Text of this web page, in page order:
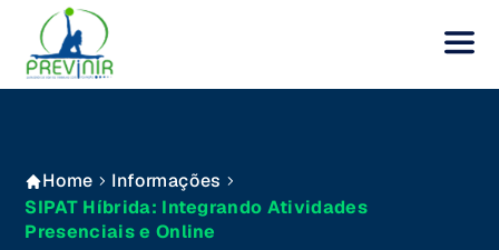
Home
Informações
SIPAT Híbrida: Integrando Atividades
Presenciais e Online